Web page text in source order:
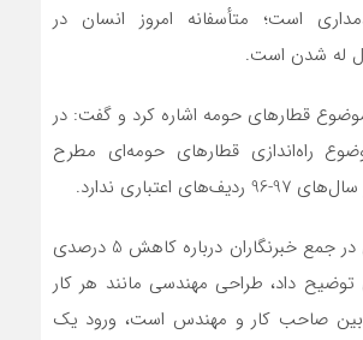
است؛ متأسفانه امروز انسان در
له شدن است.
قطارهای حومه اشاره کرد و گفت: در
راه‌اندازی قطارهای حومه‌ای مطرح
اعتباری ندارد.
آخوندی همچنین در جمع خبرنگاران درباره کاهش 5 درصدی
داد، طراحی مهندسی مانند هر کار
بین صاحب کار و مهندس است، ورود یک